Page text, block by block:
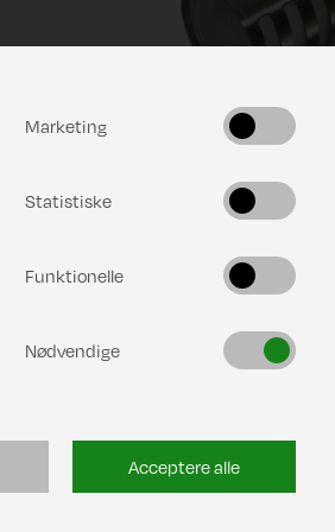
Marketing
Statistiske
Funktionelle
Nødvendige
Acceptere alle